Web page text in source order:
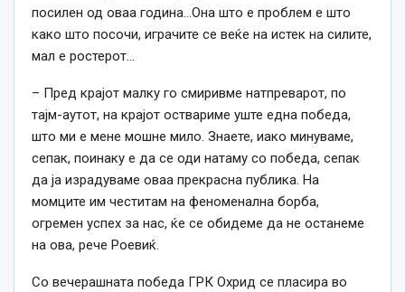
посилен од оваа година…Она што е проблем е што
како што посочи, играчите се веќе на истек на силите,
мал е ростерот…
– Пред крајот малку го смиривме натпреварот, по
тајм-аутот, на крајот оствариме уште една победа,
што ми е мене мошне мило. Знаете, иако минуваме,
сепак, поинаку е да се оди натаму со победа, сепак
да ја израдуваме оваа прекрасна публика. На
момците им честитам на феноменална борба,
огремен успех за нас, ќе се обидеме да не останеме
на ова, рече Роевиќ.
Со вечерашната победа ГРК Охрид се пласира во